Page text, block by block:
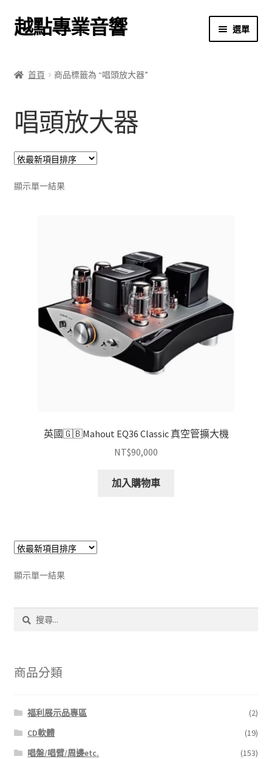
跳
至
覽
跳
至
要
越點專業音響 選單
關於我們
我的帳號
結帳
首頁 商品標籤為 “唱頭放大器”
唱頭放大器
顯示單一結果
英國🇬🇧Mahout EQ36 Classic 真空管擴大機
NT$90,000
加入購物車
顯示單一結果
字:
商品分類
福利展示品專區
(2)
CD軟體
(19)
唱盤/唱臂/周邊etc.
(153)